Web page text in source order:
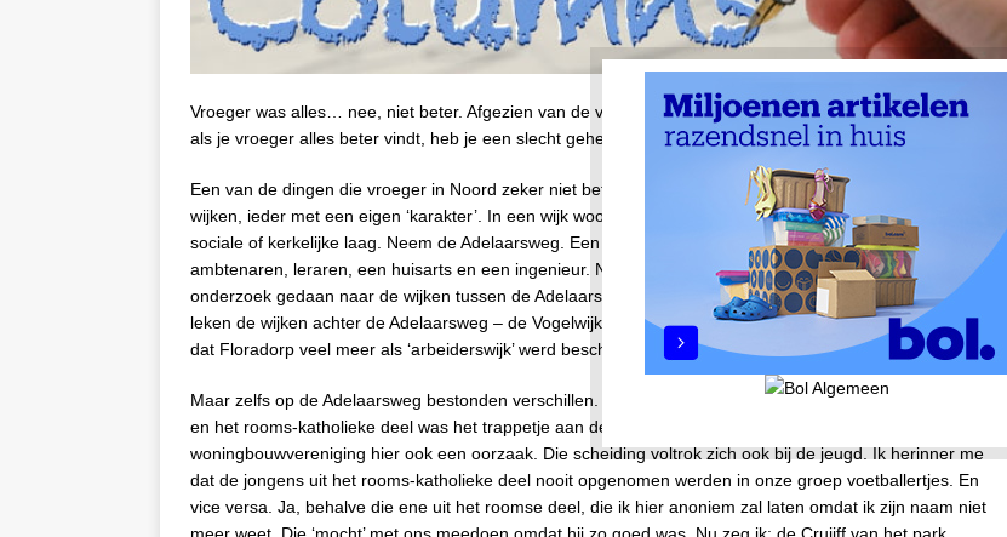
Vroeger was alles… nee, niet beter. Afgezien van de vraag wat je in die uitdrukking onder ‘beter’ verstaat,
als je vroeger alles beter vindt, heb je een slecht geheugen.
Een van de dingen die vroeger in Noord zeker niet beter waren is de integratie. Noord was verdeeld in
wijken, ieder met een eigen ‘karakter’. In een wijk woonden overwegend dezelfde type mensen uit een
sociale of kerkelijke laag. Neem de Adelaarsweg. Een straat waar veelal kantoormensen woonden,
ambtenaren, leraren, een huisarts en een ingenieur. Nu is de Adelaarsweg geen wijk en ik heb ook geen
onderzoek gedaan naar de wijken tussen de Adelaarsweg en de Meeuwenlaan, maar in mijn herinnering
leken de wijken achter de Adelaarsweg – de Vogelwijk dus – op het hier omschreven karakter. Bekend is
dat Floradorp veel meer als ‘arbeiderswijk’ werd beschouwd.
Maar zelfs op de Adelaarsweg bestonden verschillen. De grens tussen het overwegend protestantse deel
en het rooms-katholieke deel was het trappetje aan de Rietzangerweg. Misschien was de ‘andere’
woningbouwvereniging hier ook een oorzaak. Die scheiding voltrok zich ook bij de jeugd. Ik herinner me
dat de jongens uit het rooms-katholieke deel nooit opgenomen werden in onze groep voetballertjes. En
vice versa. Ja, behalve die ene uit het roomse deel, die ik hier anoniem zal laten omdat ik zijn naam niet